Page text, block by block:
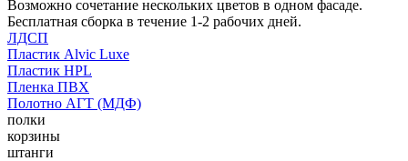
Возможно сочетание нескольких цветов в одном фасаде.
Бесплатная сборка в течение 1-2 рабочих дней.
ЛДСП
Пластик Alvic Luxe
Пластик HPL
Пленка ПВХ
Полотно АГТ (МДФ)
полки
корзины
штанги